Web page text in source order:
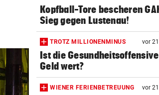
Kopfball-Tore bescheren
Sieg gegen Lustenau!
TROTZ MILLIONENMINUS vor
Ist die
Geld wert?
WIENER FERIENBETREUUNG vor